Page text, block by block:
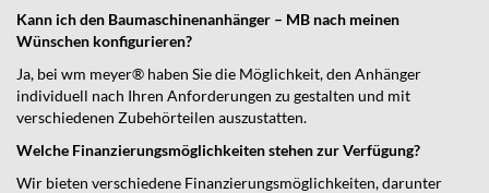
Kann ich den Baumaschinenanhänger – MB nach meinen
Wünschen konfigurieren?
Ja, bei wm meyer® haben Sie die Möglichkeit, den Anhänger
individuell nach Ihren Anforderungen zu gestalten und mit
verschiedenen Zubehörteilen auszustatten.
Welche Finanzierungsmöglichkeiten stehen zur Verfügung?
Wir bieten verschiedene Finanzierungsmöglichkeiten, darunter